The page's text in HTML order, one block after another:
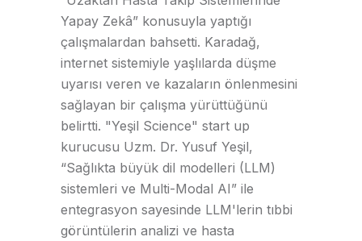
Yapay Zekâ” konusuyla yaptığı
çalışmalardan bahsetti. Karadağ,
internet sistemiyle yaşlılarda düşme
uyarısı veren ve kazaların önlenmesini
sağlayan bir çalışma yürüttüğünü
belirtti. "Yeşil Science" start up
kurucusu Uzm. Dr. Yusuf Yeşil,
“Sağlıkta büyük dil modelleri (LLM)
sistemleri ve Multi-Modal AI” ile
entegrasyon sayesinde LLM'lerin tıbbi
görüntülerin analizi ve hasta